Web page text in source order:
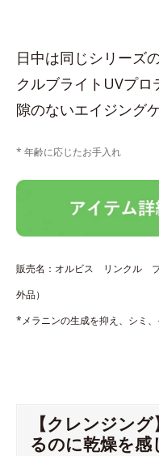
日中は同じシリーズ
クルブライトUVプ
隙のないエイジング
* 年齢に応じたお手入れ
販売名：オルビス リンクル
外品）
*メラニンの生成を抑え、シミ
【クレンジン
るのに乾燥を感